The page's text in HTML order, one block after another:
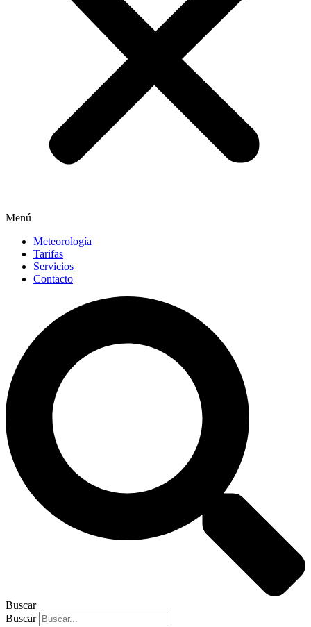
Menú
Meteorología
Tarifas
Servicios
Contacto
Buscar
Buscar